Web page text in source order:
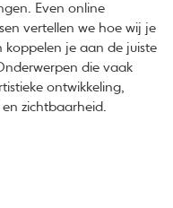
Even online
vertellen we hoe wij je
koppelen je aan de juiste
die vaak
ontwikkeling,
zichtbaarheid.